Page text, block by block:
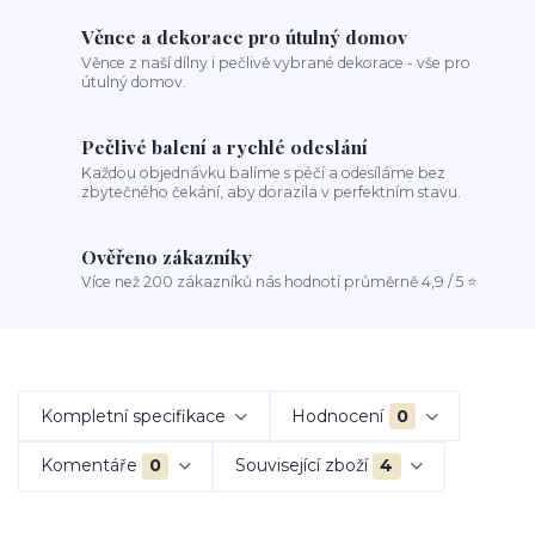
Věnce a dekorace pro útulný domov
Věnce z naší dílny i pečlivě vybrané dekorace - vše pro
útulný domov.
Pečlivé balení a rychlé odeslání
Každou objednávku balíme s péčí a odesíláme bez
zbytečného čekání, aby dorazila v perfektním stavu.
Ověřeno zákazníky
Více než 200 zákazníků nás hodnotí průměrně 4,9 / 5 ⭐
Kompletní specifikace Hodnocení 0
Komentáře 0 Související zboží 4